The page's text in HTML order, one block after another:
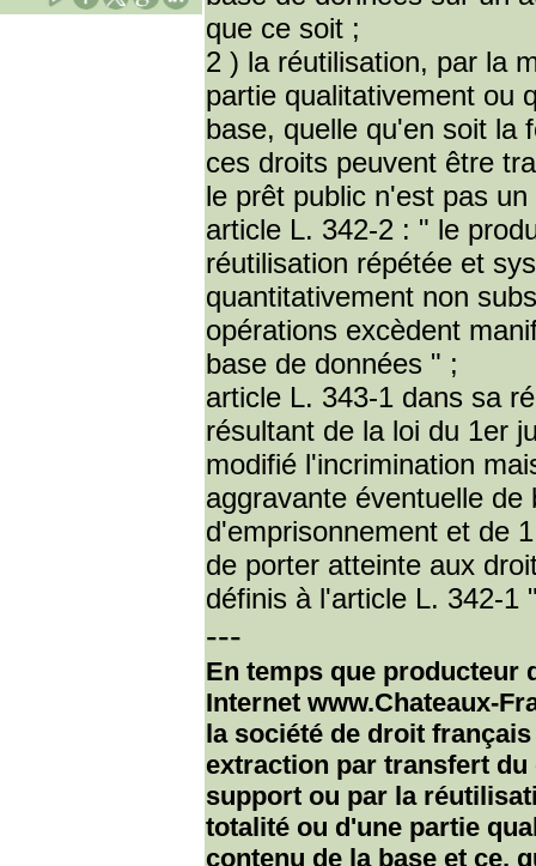
que ce soit ;
2 ) la réutilisation, par la
partie qualitativement ou
base, quelle qu'en soit la
ces droits peuvent être
le prêt public n'est pas
article L. 342-2 : " le
réutilisation répétée et
quantitativement non
opérations excèdent
base de données " ;
article L. 343-1 dans sa
résultant de la loi du 1er
modifié l'incrimination
aggravante éventuelle
d'emprisonnement et de
de porter atteinte aux
définis à l'article L. 342-1
---
En temps que producteur
Internet www.Chateaux-
la société de droit
extraction par transfert du
support ou par la
totalité ou d'une partie
contenu de la base et ce,